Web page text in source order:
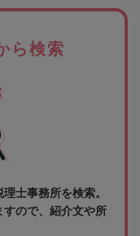
ら検索
士事務所を検索。
ので、紹介文や所